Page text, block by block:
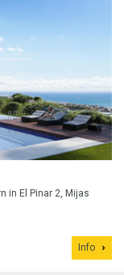
in El Pinar 2, Mijas
Info